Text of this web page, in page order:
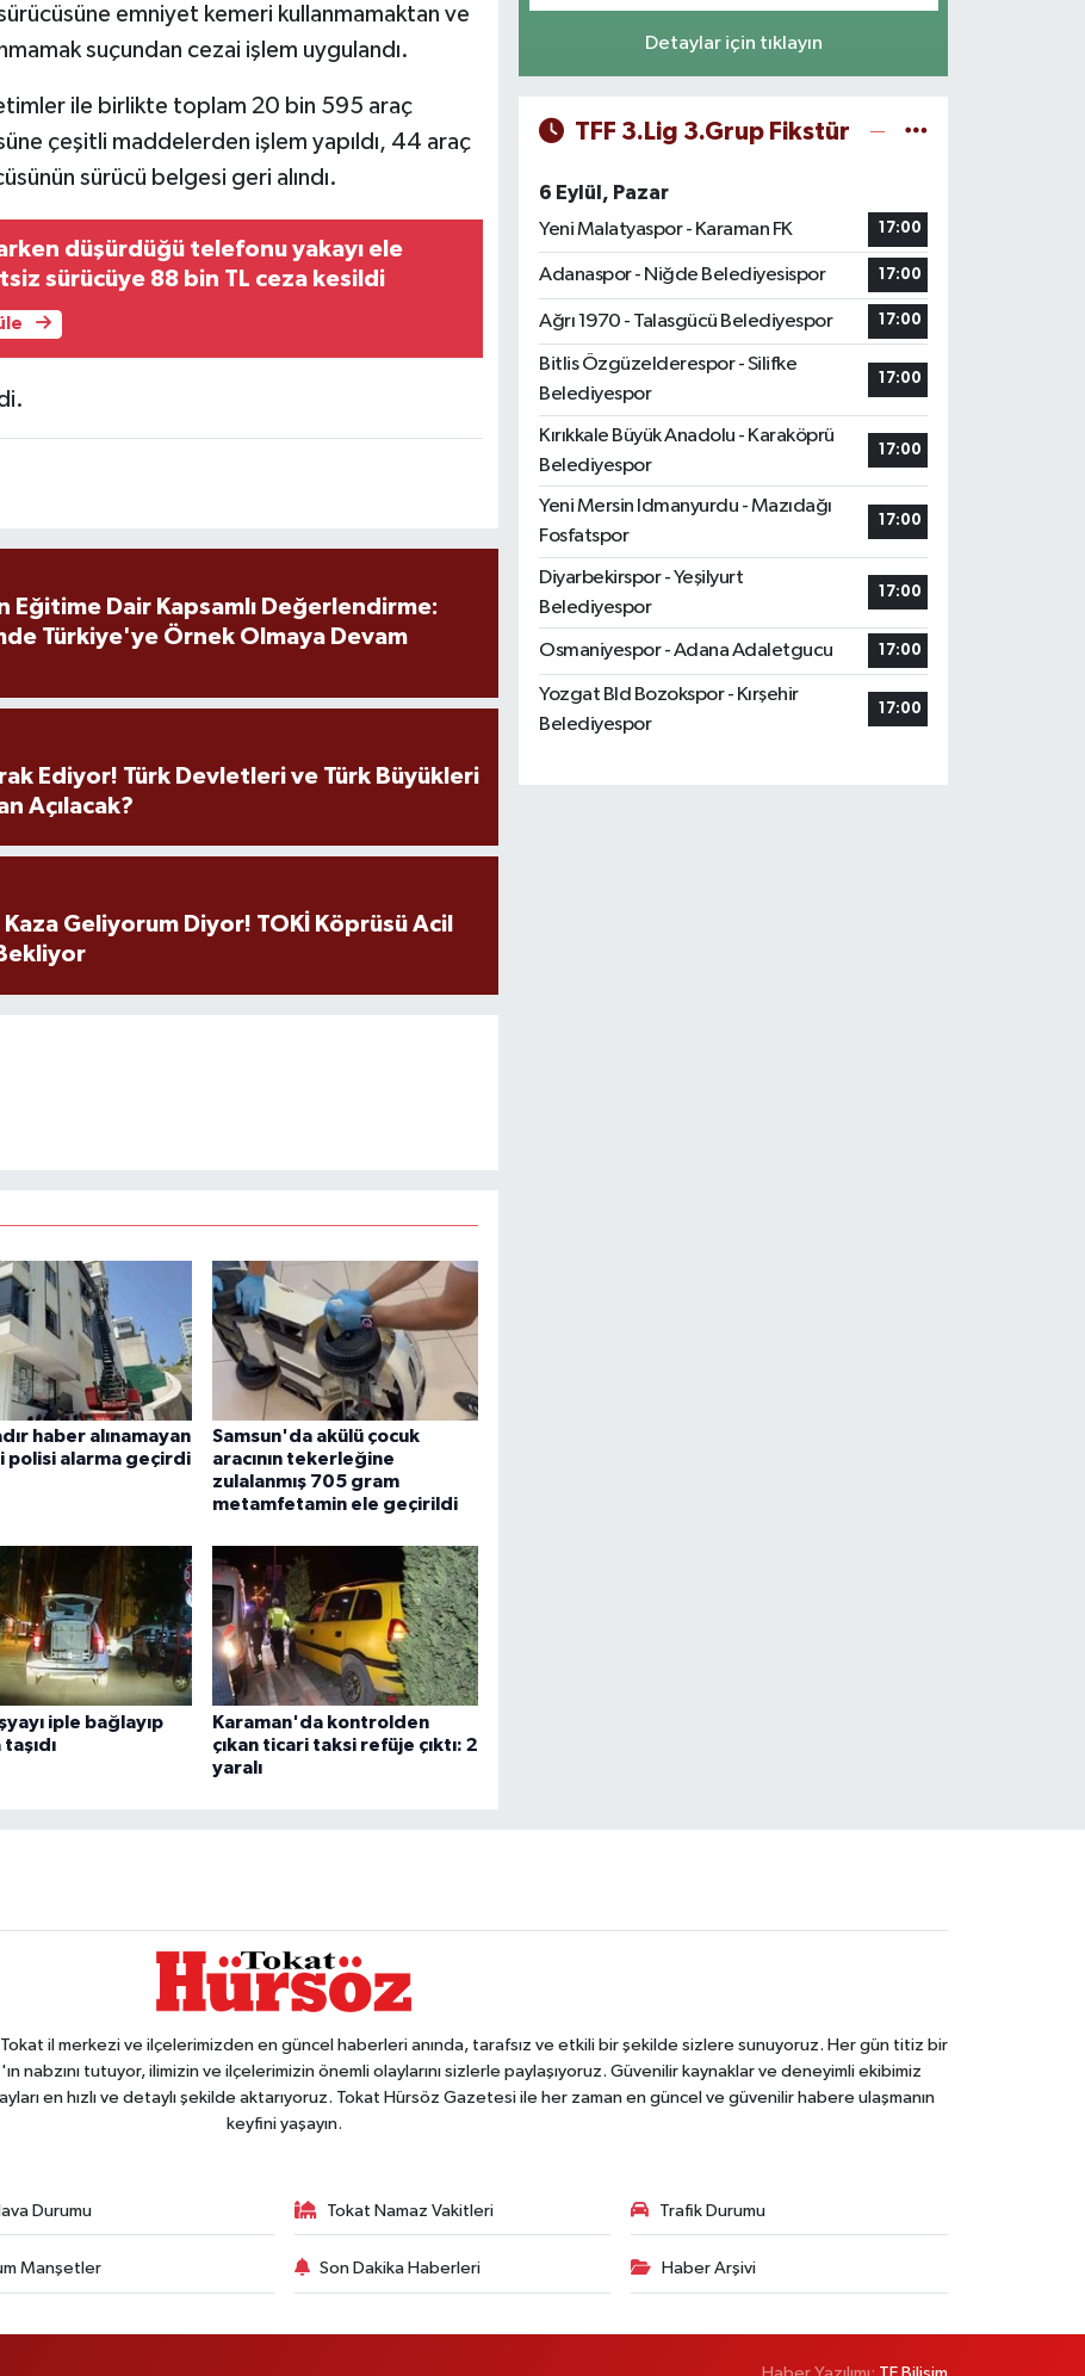
emniyet kemeri kullanmamaktan ve
suçundan cezai işlem uygulandı.
ile birlikte toplam 20 bin 595 araç
çeşitli maddelerden işlem yapıldı, 44 araç
sürücü belgesi geri alındı.
düşürdüğü telefonu yakayı ele
sürücüye 88 bin TL ceza kesildi
Eğitime Dair Kapsamlı Değerlendirme:
Türkiye'ye Örnek Olmaya Devam
Ediyor! Türk Devletleri ve Türk Büyükleri
Açılacak?
Geliyorum Diyor! TOKİ Köprüsü Acil
haber alınamayan
polisi alarma geçirdi
Samsun'da akülü çocuk
aracının tekerleğine
zulalanmış 705 gram
metamfetamin ele geçirildi
iple bağlayıp
Karaman'da kontrolden
çıkan ticari taksi refüje çıktı: 2
yaralı
Detaylar için tıklayın
TFF 3.Lig 3.Grup Fikstür
6 Eylül, Pazar
Yeni Malatyaspor - Karaman FK
17:00
Adanaspor - Niğde Belediyesispor 17:00
Ağrı 1970 - Talasgücü Belediyespor 17:00
Bitlis Özgüzelderespor - Silifke
Belediyespor
17:00
Kırıkkale Büyük Anadolu - Karaköprü
Belediyespor
17:00
Yeni Mersin Idmanyurdu - Mazıdağı
Fosfatspor
17:00
Diyarbekirspor - Yeşilyurt
Belediyespor
17:00
Osmaniyespor - Adana Adaletgucu 17:00
Yozgat Bld Bozokspor - Kırşehir
Belediyespor
17:00
il merkezi ve ilçelerimizden en güncel haberleri anında, tarafsız ve etkili bir şekilde sizlere sunuyoruz. Her gün titiz bir
nabzını tutuyor, ilimizin ve ilçelerimizin önemli olaylarını sizlerle paylaşıyoruz. Güvenilir kaynaklar ve deneyimli ekibimiz
en hızlı ve detaylı şekilde aktarıyoruz. Tokat Hürsöz Gazetesi ile her zaman en güncel ve güvenilir habere ulaşmanın
keyfini yaşayın.
Durumu Tokat Namaz Vakitleri Trafik Durumu
Manşetler Son Dakika Haberleri Haber Arşivi